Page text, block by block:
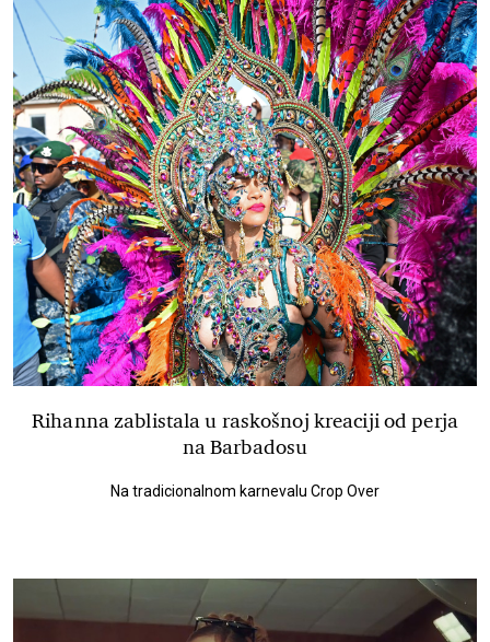
Rihanna zablistala u raskošnoj kreaciji od perja
na Barbadosu
Na tradicionalnom karnevalu Crop Over